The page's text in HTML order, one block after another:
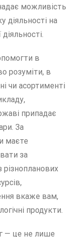
можливість
діяльності на
в
розуміти, в
чи асортименті
припадає
За
маєте
за
вкаже вам,
продукти.
— це не лише